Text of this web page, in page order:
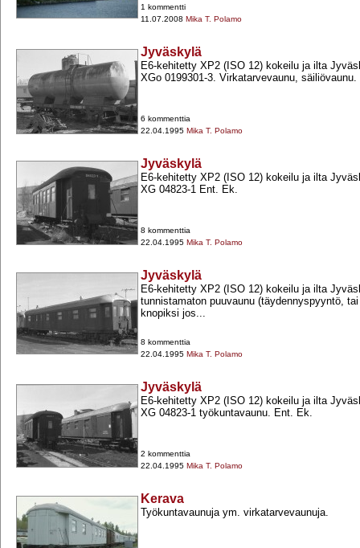
1 kommentti
11.07.2008 Mika T. Polamo
Jyväskylä
E6-​kehitetty XP2 (ISO 12) kokeilu ja ilta
XGo 0199301-​3. Virkatarvevaunu, säiliövaunu.
6 kommenttia
22.04.1995 Mika T. Polamo
Jyväskylä
E6-​kehitetty XP2 (ISO 12) kokeilu ja ilta
XG 04823-​1 Ent. Ek.
8 kommenttia
22.04.1995 Mika T. Polamo
Jyväskylä
E6-​kehitetty XP2 (ISO 12) kokeilu ja ilta
tunnistamaton puuvaunu (täydennyspyyntö,
knopiksi jos...
8 kommenttia
22.04.1995 Mika T. Polamo
Jyväskylä
E6-​kehitetty XP2 (ISO 12) kokeilu ja ilta
XG 04823-​1 työkuntavaunu. Ent. Ek.
2 kommenttia
22.04.1995 Mika T. Polamo
Kerava
Työkuntavaunuja ym. virkatarvevaunuja.